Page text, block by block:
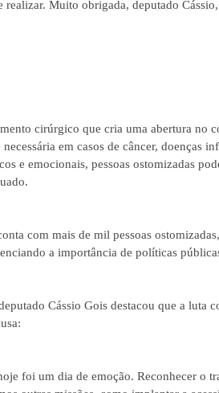
realizar. Muito obrigada, deputado
cirúrgico que cria uma abertura no
em casos de câncer, doenças
e emocionais, pessoas ostomizadas
com mais de mil pessoas
a importância de políticas
Cássio Gois destacou que a luta
foi um dia de emoção. Reconhecer o